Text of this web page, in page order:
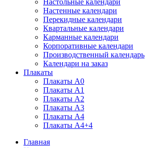
Настенные календари
Перекидные календари
Квартальные календари
Карманные календари
Корпоративные календари
Производственный календарь
Календари на заказ
Плакаты
Плакаты А0
Плакаты А1
Плакаты А2
Плакаты А3
Плакаты А4
Плакаты А4+4
Главная